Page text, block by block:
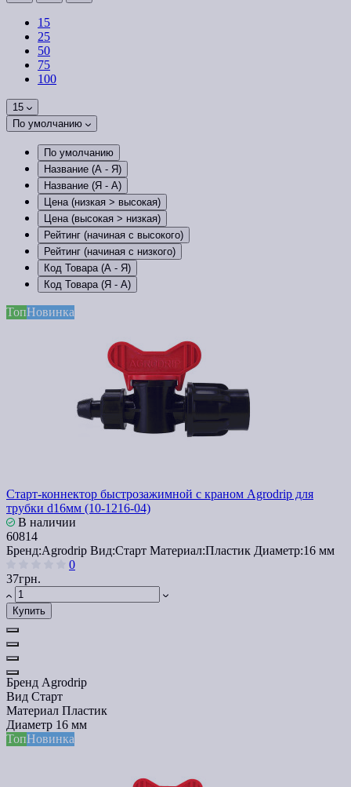
15
25
50
75
100
15
По умолчанию
По умолчанию
Название (А - Я)
Название (Я - А)
Цена (низкая > высокая)
Цена (высокая > низкая)
Рейтинг (начиная с высокого)
Рейтинг (начиная с низкого)
Код Товара (А - Я)
Код Товара (Я - А)
ТопНовинка
Cтарт-коннектор быстрозажимной с краном Agrodrip для
трубки d16мм (10-1216-04)
В наличии
60814
Бренд:Agrodrip Вид:Старт Материал:Пластик Диаметр:16 мм
0
37грн.
Купить
Бренд Agrodrip
Вид Старт
Материал Пластик
Диаметр 16 мм
ТопНовинка